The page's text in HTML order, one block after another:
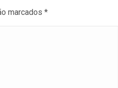
marcados *